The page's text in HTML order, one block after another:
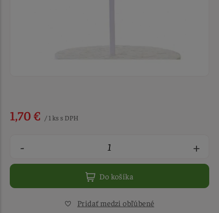
1,70 € / 1 ks s DPH
- +
Do košíka
Pridať medzi obľúbené